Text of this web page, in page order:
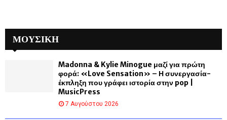
ΜΟΥΣΙΚΗ
Madonna & Kylie Minogue μαζί για πρώτη
φορά: «Love Sensation» – Η συνεργασία-
έκπληξη που γράφει ιστορία στην pop |
MusicPress
7 Αυγούστου 2026